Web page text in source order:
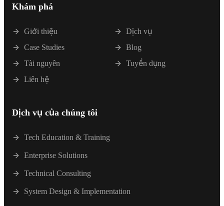
Khám phá
Giới thiệu
Dịch vụ
Case Studies
Blog
Tài nguyên
Tuyển dụng
Liên hệ
Dịch vụ của chúng tôi
Tech Education & Training
Enterprise Solutions
Technical Consulting
System Design & Implementation